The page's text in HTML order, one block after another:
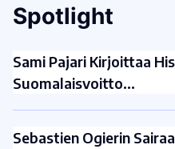
Spotlight
Sami Pajari Kirjoittaa
Suomalaisvoitto…
Sebastien Ogierin